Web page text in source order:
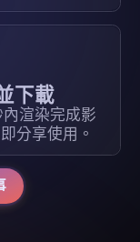
下載
渲染完成影
分享使用。